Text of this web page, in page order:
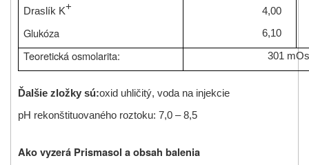
Draslík K+ 4,00
Glukóza 6,10
Teoretická osmolarita: 301
Ďalšie zložky sú:oxid uhličitý, voda na injekcie
pH rekonštituovaného roztoku: 7,0 – 8,5
Ako vyzerá Prismasol a obsah balenia